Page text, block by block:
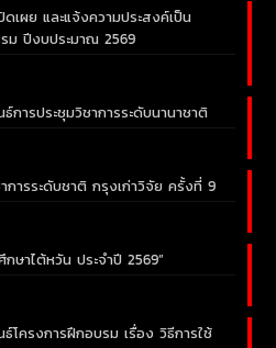
เผย และแจ้งความประสงค์เป็น
ม ปีงบประมาณ 2569
การประชุมวิชาการระดับนานาชาติ
การระดับชาติ กรุงเก่าวิจัย ครั้งที่ 9
ษาไต้หวัน ประจำปี 2569”
โครงการฝึกอบรม เรื่อง วิธีการใช้